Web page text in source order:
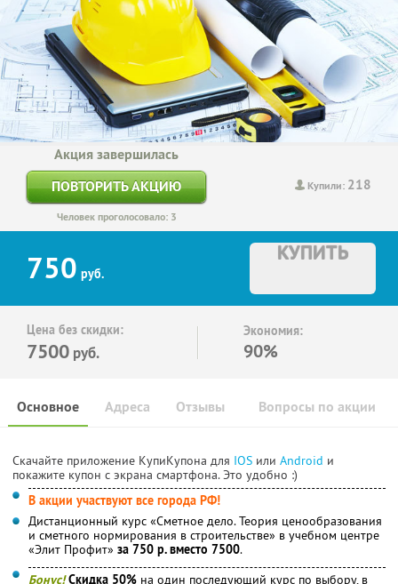
Купили: 218
Акция завершилась
ПОВТОРИТЬ АКЦИЮ
Человек проголосовало: 3
750 руб.
КУПИТЬ
Цена без скидки:
7500 руб.
Экономия:
90%
Основное Отзывы Вопросы по акции
Адреса
Скачайте приложение КупиКупона для IOS или Android и
покажите купон с экрана смартфона. Это удобно :)
В акции участвуют все города РФ!
Дистанционный курс «Сметное дело. Теория ценообразования
и сметного нормирования в строительстве» в учебном центре
«Элит Профит» за 750 р. вместо 7500.
Бонус! Скидка 50% на один последующий курс по выбору, в